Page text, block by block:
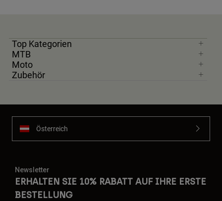
Top Kategorien
MTB
Moto
Zubehör
Österreich
Newsletter
ERHALTEN SIE 10% RABATT AUF IHRE ERSTE
BESTELLUNG